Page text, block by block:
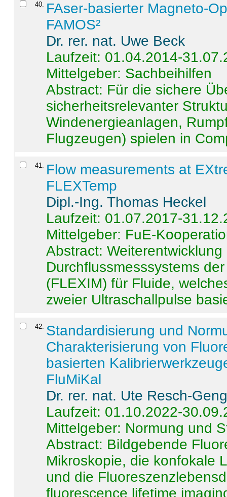
40. FAser-basierter Magneto-
FAMOS²
Dr. rer. nat. Uwe Beck
Laufzeit: 01.04.2014-
Mittelgeber: Sachbeihilfen
Abstract: Für die sichere
sicherheitsrelevanter
Windenergieanlagen,
Flugzeugen) spielen in
41. Flow measurements at
FLEXTemp
Dipl.-Ing. Thomas Heckel
Laufzeit: 01.07.2017-
Mittelgeber: FuE-
Abstract:
Durchflussmesssystems
(FLEXIM) für Fluide,
zweier Ultraschallpulse
42. Standardisierung und
Charakterisierung von
basierten
FluMiKal
Dr. rer. nat. Ute Resch-
Laufzeit: 01.10.2022-
Mittelgeber: Normung und
Abstract: Bildgebende
Mikroskopie, die konfokale
und die
fluorescence lifetime